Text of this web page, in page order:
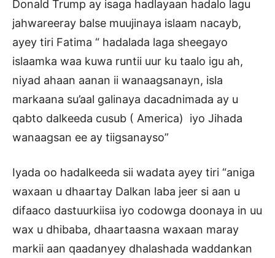
Donald Trump ay isaga hadlayaan hadalo lagu
jahwareeray balse muujinaya islaam nacayb,
ayey tiri Fatima “ hadalada laga sheegayo
islaamka waa kuwa runtii uur ku taalo igu ah,
niyad ahaan aanan ii wanaagsanayn, isla
markaana su’aal galinaya dacadnimada ay u
qabto dalkeeda cusub ( America) iyo Jihada
wanaagsan ee ay tiigsanayso”
Iyada oo hadalkeeda sii wadata ayey tiri “aniga
waxaan u dhaartay Dalkan laba jeer si aan u
difaaco dastuurkiisa iyo codowga doonaya in uu
wax u dhibaba, dhaartaasna waxaan maray
markii aan qaadanyey dhalashada waddankan